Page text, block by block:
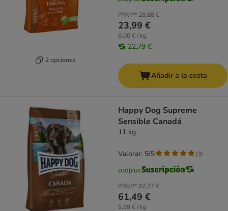
2 opciones
PRVP* 28,88 €
23,99 €
6,00 € / kg
22,79 €
Añadir a la cesta
Happy Dog Supreme
Sensible Canadá
11 kg
PRVP*82,77 €
61,49 €
5,59 € / kg
Valorar: 5/5 (3)